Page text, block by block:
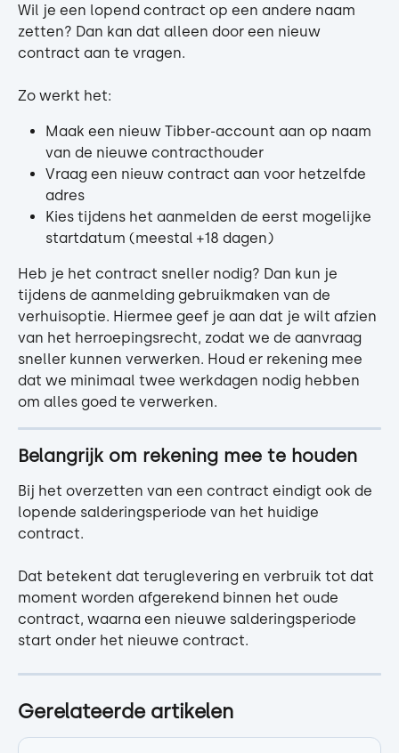
Wil je een lopend contract op een andere naam
zetten? Dan kan dat alleen door een nieuw
contract aan te vragen.
Zo werkt het:
Maak een nieuw Tibber-account aan op naam
van de nieuwe contracthouder
Vraag een nieuw contract aan voor hetzelfde
adres
Kies tijdens het aanmelden de eerst mogelijke
startdatum (meestal +18 dagen)
Heb je het contract sneller nodig? Dan kun je
tijdens de aanmelding gebruikmaken van de
verhuisoptie. Hiermee geef je aan dat je wilt afzien
van het herroepingsrecht, zodat we de aanvraag
sneller kunnen verwerken. Houd er rekening mee
dat we minimaal twee werkdagen nodig hebben
om alles goed te verwerken.
Belangrijk om rekening mee te houden
Bij het overzetten van een contract eindigt ook de
lopende salderingsperiode van het huidige
contract.
Dat betekent dat teruglevering en verbruik tot dat
moment worden afgerekend binnen het oude
contract, waarna een nieuwe salderingsperiode
start onder het nieuwe contract.
Gerelateerde artikelen